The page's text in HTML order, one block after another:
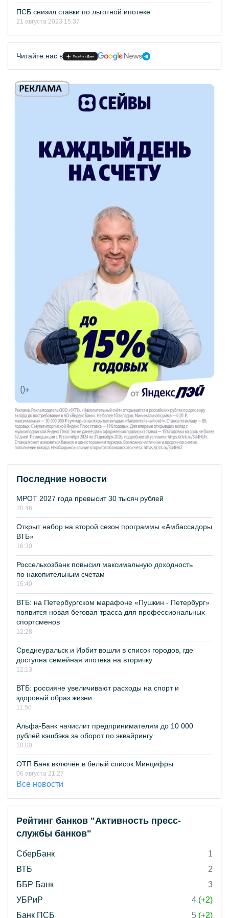
ПСБ снизил ставки по льготной ипотеке
21 августа 2023 15:37
Читайте нас в
Последние новости
МРОТ 2027 года превысит 30 тысяч рублей
20:46
Открыт набор на второй сезон программы «Амбассадоры
ВТБ»
16:30
Россельхозбанк повысил максимальную доходность
по накопительным счетам
15:40
ВТБ: на Петербургском марафоне «Пушкин - Петербург»
появится новая беговая трасса для профессиональных
спортсменов
12:28
Среднеуральск и Ирбит вошли в список городов, где
доступна семейная ипотека на вторичку
12:13
ВТБ: россияне увеличивают расходы на спорт и
здоровый образ жизни
11:50
Альфа-Банк начислит предпринимателям до 10 000
рублей кэшбэка за оборот по эквайрингу
10:00
ОТП Банк включён в белый список Минцифры
06 августа 21:27
Все новости
Рейтинг банков "Активность пресс-
службы банков"
СберБанк
1
ВТБ
2
ББР Банк
3
УБРиР
4 (+2)
Банк ПСБ
5 (+2)